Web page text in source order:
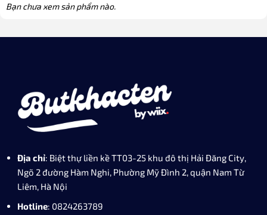
Bạn chưa xem sản phẩm nào.
Địa chỉ: Biệt thự liền kề TT03-25 khu đô thị Hải Đăng City,
Ngõ 2 đường Hàm Nghi, Phường Mỹ Đình 2, quận Nam Từ
Liêm, Hà Nội
Hotline: 0824263789